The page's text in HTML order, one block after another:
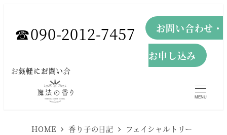
ン
☎︎090-2012-7457 お問い合わせ・
お申し込み
お気軽にお問い合わせください。
MENU
HOME 香り子の日記
フェイシャルトリー